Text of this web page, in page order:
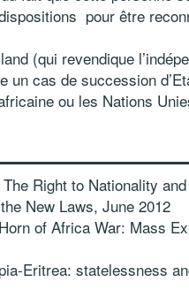
pour être
(qui revendique
un cas de succession
ou les Nations
Right to Nationality
New Laws, June 2012
of Africa War: Mass
Eritrea: statelessness